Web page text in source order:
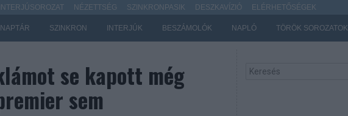
SZINKRON INTERJÚK BESZÁMOLÓK NAPLÓ TÖRÖK SOROZATOK
NÉZETTSÉG SZINKRONPASIK DESZKAVÍZIÓ ELÉRHETŐSÉGEK
se kapott még
sem